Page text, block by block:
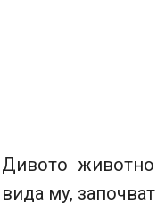
Дивото
вида му,